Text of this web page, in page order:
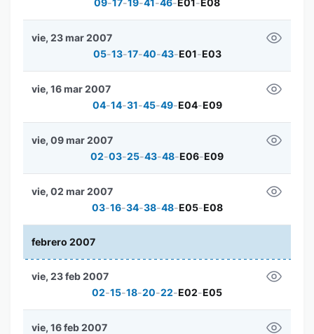
09-17-19-41-46-E01-E08
05-13-17-40-43-E01-E03
vie, 23 mar 2007
04-14-31-45-49-E04-E09
vie, 16 mar 2007
02-03-25-43-48-E06-E09
vie, 09 mar 2007
03-16-34-38-48-E05-E08
vie, 02 mar 2007
febrero 2007
02-15-18-20-22-E02-E05
vie, 23 feb 2007
vie, 16 feb 2007